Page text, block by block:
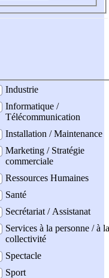
Industrie
Informatique /
Télécommunication
Installation / Maintenance
Marketing / Stratégie
commerciale
Ressources Humaines
Santé
Secrétariat / Assistanat
Services à la personne / à la
collectivité
Spectacle
Sport